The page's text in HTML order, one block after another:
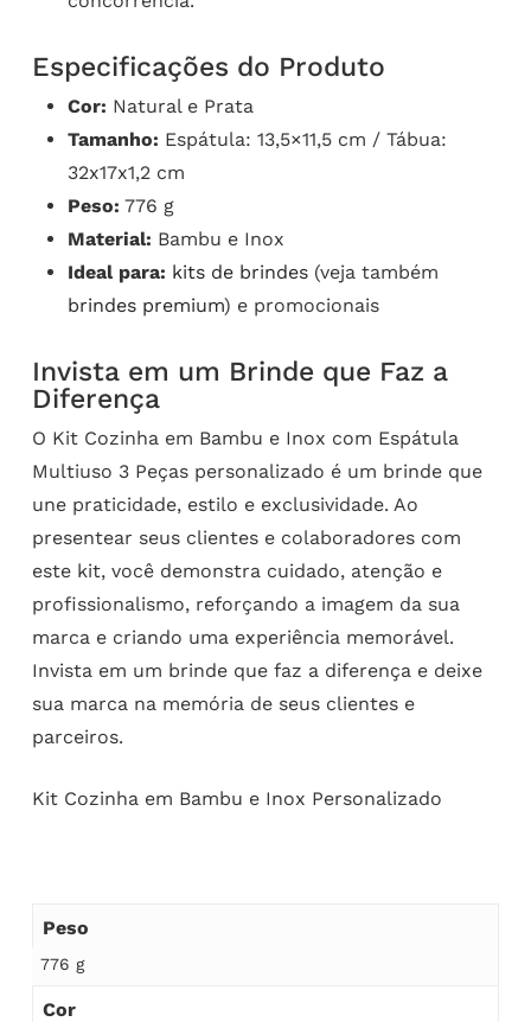
Especificações do Produto
Cor: Natural e Prata
Tamanho: Espátula: 13,5×11,5 cm / Tábua:
32x17x1,2 cm
Peso: 776 g
Material: Bambu e Inox
Ideal para: kits de brindes(veja também
brindes premium) e promocionais
Invista em um Brinde que Faz a
Diferença
O Kit Cozinha em Bambu e Inox com Espátula
Multiuso 3 Peças personalizado é um brinde que
une praticidade, estilo e exclusividade. Ao
presentear seus clientes e colaboradores com
este kit, você demonstra cuidado, atenção e
profissionalismo, reforçando a imagem da sua
marca e criando uma experiência memorável.
Invista em um brinde que faz a diferença e deixe
sua marca na memória de seus clientes e
parceiros.
Kit Cozinha em Bambu e Inox Personalizado
Peso
776 g
Cor